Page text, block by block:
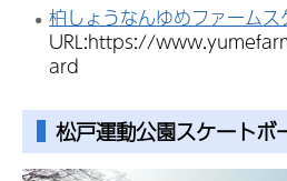
柏しょうなんゆめファーム
URL:https://
ard
松戸運動公園スケートボ